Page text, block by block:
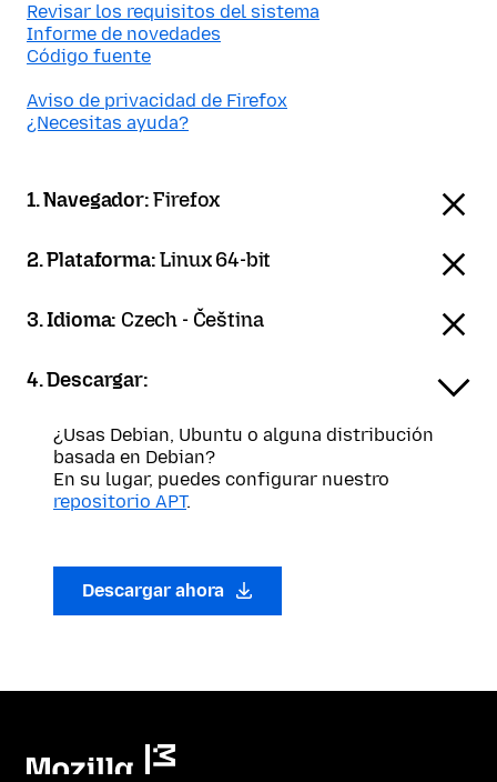
Revisar los requisitos del sistema
Informe de novedades
Código fuente
Aviso de privacidad de Firefox
¿Necesitas ayuda?
1. Navegador:Firefox
2. Plataforma:Linux 64-bit
3. Idioma: Czech - Čeština
4. Descargar:
¿Usas Debian, Ubuntu o alguna distribución
basada en Debian?
En su lugar, puedes configurar nuestro
repositorio APT.
Descargar ahora